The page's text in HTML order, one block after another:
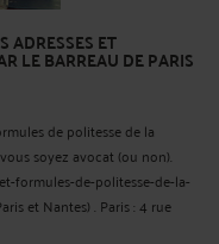
ADRESSES ET
LE BARREAU DE PARIS
de politesse de la
soyez avocat (ou non).
formules-de-politesse-de-la-
et Nantes) . Paris : 4 rue